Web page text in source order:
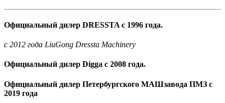
Официальный дилер DRESSTA с 1996 года.
c 2012 года LiuGong Dressta Machinery
Официальный дилер Digga с 2008 года.
Официальный дилер Петербургского МАШзавода ПМЗ с
2019 года